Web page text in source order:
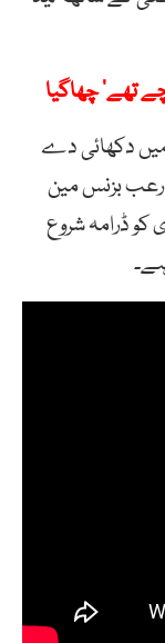
تھے‘ چھاگیا
دکھائی دے
بزنس مین
کو ڈرامہ شروع